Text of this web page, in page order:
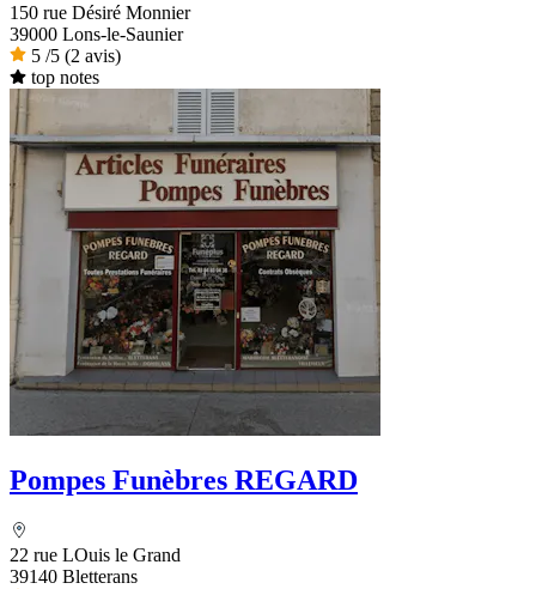
150 rue Désiré Monnier
39000 Lons-le-Saunier
5 /5 (2 avis)
top notes
Pompes Funèbres REGARD
22 rue LOuis le Grand
39140 Bletterans